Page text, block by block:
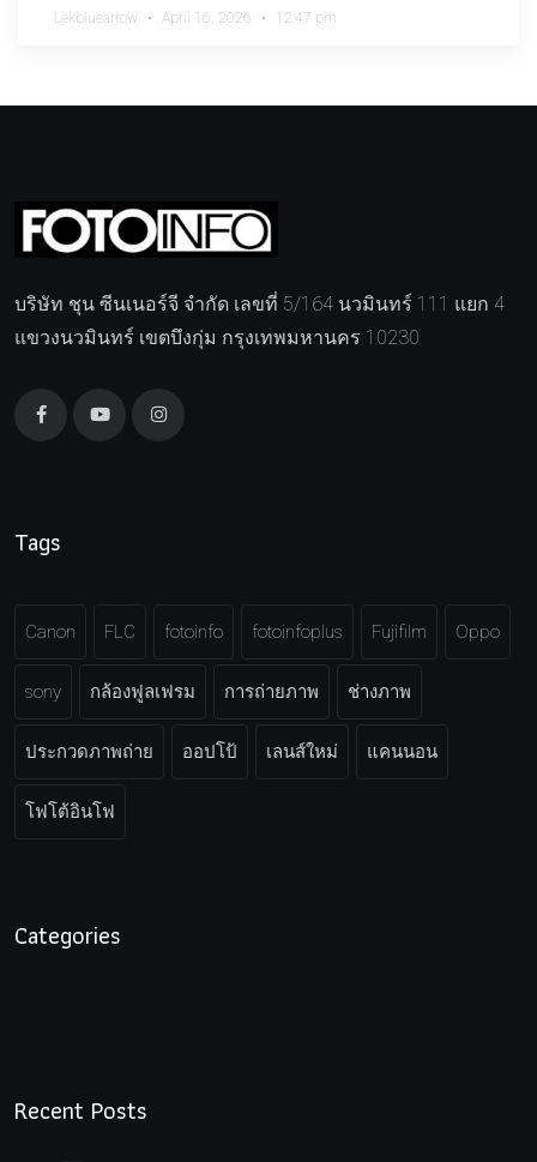
Lekbluearrow April 16, 2026 12:47 pm
บริษัท ชุน ซีนเนอร์จี จำกัด เลขที่ 5/164 นวมินทร์ 111 แยก 4
แขวงนวมินทร์ เขตบึงกุ่ม กรุงเทพมหานคร 10230
Tags
Canon FLC fotoinfo fotoinfoplus Fujifilm Oppo
sony กล้องฟูลเฟรม การถ่ายภาพ ช่างภาพ
ประกวดภาพถ่าย ออปโป้ เลนส์ใหม่ แคนนอน
โฟโต้อินโฟ
Categories
Recent Posts